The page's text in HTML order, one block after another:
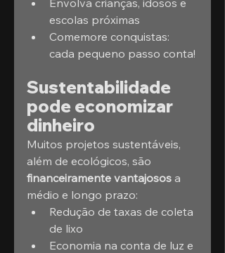
Envolva crianças, idosos e
escolas próximas
Comemore conquistas:
cada pequeno passo conta!
Sustentabilidade
pode economizar
dinheiro
Muitos projetos sustentáveis,
além de ecológicos, são
financeiramente vantajosos a
médio e longo prazo:
Redução de taxas de coleta
de lixo
Economia na conta de luz e